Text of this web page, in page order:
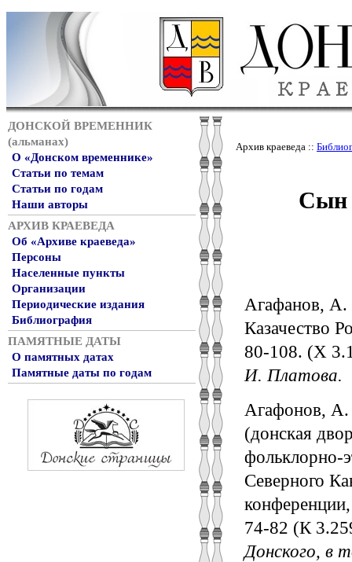
ДОНСКОЙ ВРЕМЕННИК
(альманах)
О «Донском временнике»
Статьи по темам
Статьи по годам
Наши авторы
АРХИВ КРАЕВЕДА
Об «Архиве краеведа»
Персоны
Населенные пункты
Организации
Периодические издания
Библиография
ПАМЯТНЫЕ ДАТЫ
О памятных датах
Памятные даты по годам
Архив краеведа ::
Сын
Агафанов, А.
Казачество
80-108. (Х
И. Платова.
Агафонов, А.
(донская
фольклорно-
Северного
74-82 (К
Донского, в